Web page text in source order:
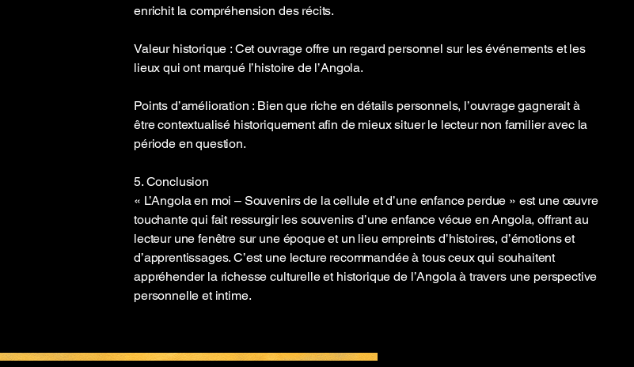
enrichit la compréhension des récits.
Valeur historique : Cet ouvrage offre un regard personnel sur les événements et les
lieux qui ont marqué l’histoire de l’Angola.
Points d’amélioration : Bien que riche en détails personnels, l’ouvrage gagnerait à
être contextualisé historiquement afin de mieux situer le lecteur non familier avec la
période en question.
5. Conclusion
« L’Angola en moi – Souvenirs de la cellule et d’une enfance perdue » est une œuvre
touchante qui fait ressurgir les souvenirs d’une enfance vécue en Angola, offrant au
lecteur une fenêtre sur une époque et un lieu empreints d’histoires, d’émotions et
d’apprentissages. C’est une lecture recommandée à tous ceux qui souhaitent
appréhender la richesse culturelle et historique de l’Angola à travers une perspective
personnelle et intime.